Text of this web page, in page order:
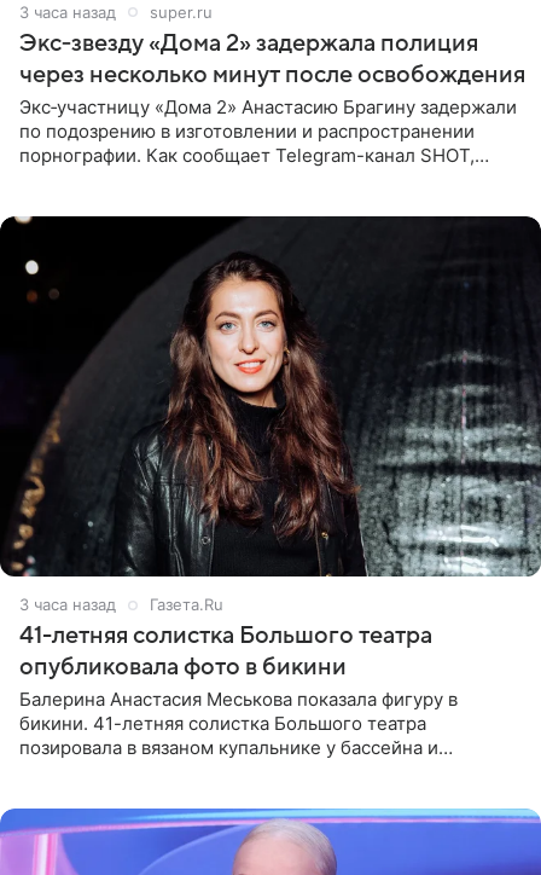
3 часа назад super.ru
Экс‑звезду «Дома 2» задержала полиция
через несколько минут после освобождения
Экс‑участницу «Дома 2» Анастасию Брагину задержали
по подозрению в изготовлении и распространении
порнографии. Как сообщает Telegram-канал SHOT,
3 часа назад Газета.Ru
41-летняя солистка Большого театра
опубликовала фото в бикини
Балерина Анастасия Меськова показала фигуру в
бикини. 41-летняя солистка Большого театра
позировала в вязаном купальнике у бассейна и